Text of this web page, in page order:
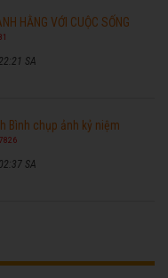
HẰNG VỚI CUỘC SỐNG
SA
Bình chụp ảnh kỷ niệm
SA